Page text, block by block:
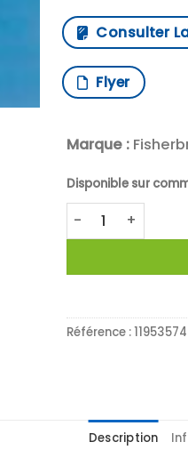
Consulter
Flyer
Marque :
Disponible sur
quantité de X5
Référence :11953574
Description